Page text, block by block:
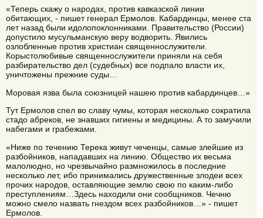
«Теперь скажу о народах, против кавказской линии
обитающих, - пишет генерал Ермолов. Кабардинцы, менее ста
лет назад были идолопоклонниками. Правительство (России)
допустило мусульманскую веру водворить. Явились
озлобленные против христиан священнослужители.
Корыстолюбивые священнослужители приняли на себя
разбирательство дел (судебных) все подпало власти их,
уничтожены прежние суды…
Моровая язва была союзницей нашею против кабардинцев…»
Тут Ермолов спел во славу чумы, которая несколько сократила
стадо абреков, не знавших гигиены и медицины. А то замучили
набегами и грабежами.
«Ниже по течению Терека живут чеченцы, самые злейшие из
разбойников, нападавших на линию. Общество их весьма
малолюдно, но чрезвычайно размножилось в последние
несколько лет, ибо принимались дружественные злодеи всех
прочих народов, оставляющие землю свою по каким-либо
преступлениям…Здесь находили они сообщников. Чечню
можно смело назвать гнездом всех разбойников…» - пишет
Ермолов.